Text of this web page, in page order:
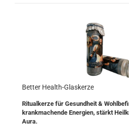
Better Health-Glaskerze
Ritualkerze für Gesundheit &
krankmachende Energien, stärkt
Aura.